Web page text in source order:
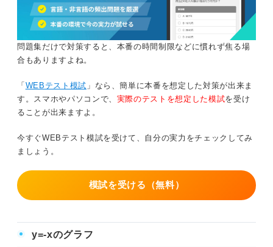
問題集だけで対策すると、本番の時間制限などに慣れず焦る場
合もありますよね。
「 WEBテスト模試 」なら、簡単に本番を想定した対策が出来ま
す。スマホやパソコンで、 実際のテストを想定した模試を受け
ることが出来ますよ。
今すぐWEBテスト模試を受けて、自分の実力をチェックしてみ
ましょう。
模試を受ける（無料）
y=-xのグラフ